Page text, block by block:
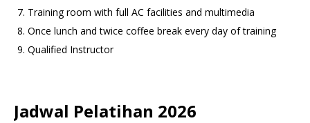
Training room with full AC facilities and multimedia
Once lunch and twice coffee break every day of training
Qualified Instructor
Jadwal Pelatihan 2026